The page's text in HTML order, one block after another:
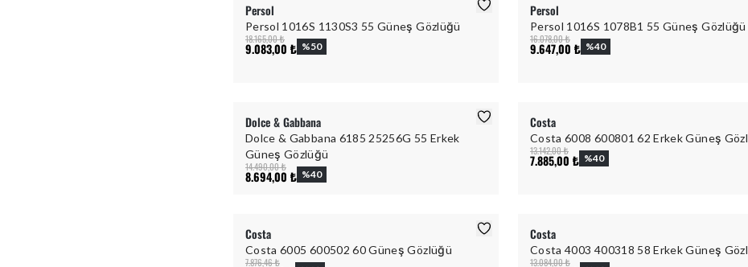
Persol
Persol 1016S 1130S3 55 Güneş Gözlüğü
18.165,00 ₺
9.083,00 ₺ %50
Persol
Persol 1016S 1078B1 55 Güneş Gözlüğü
16.078,00 ₺
9.647,00 ₺ %40
Dolce & Gabbana
Dolce & Gabbana 6185 25256G 55 Erkek
Güneş Gözlüğü
14.490,00 ₺
8.694,00 ₺ %40
Costa
Costa 6008 600801 62 Erkek Güneş
13.142,00 ₺
7.885,00 ₺ %40
Costa
Costa 6005 600502 60 Güneş Gözlüğü
7.876,46 ₺
Costa
Costa 4003 400318 58 Erkek Güneş
13.084,00 ₺